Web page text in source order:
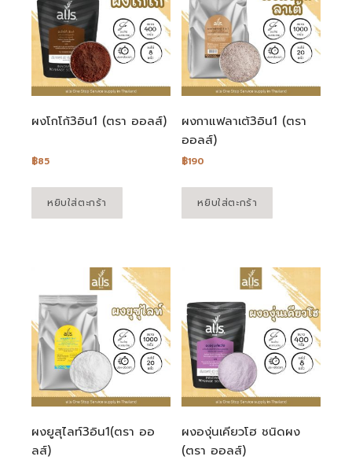
ผงโกโก้3อิน1 (ตรา ออลส์)
฿85
หยิบใส่ตะกร้า
ผงกาแฟลาเต้3อิน1 (ตรา
ออลส์)
฿190
หยิบใส่ตะกร้า
ผงยูสุไลท์3อิน1(ตรา ออ
ลส์)
ผงองุ่นเคียวโฮ ชนิดผง
(ตรา ออลส์)